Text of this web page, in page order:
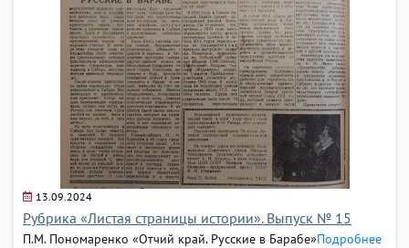
13.09.2024
Рубрика «Листая страницы истории». Выпуск № 15
П.М. Пономаренко «Отчий край. Русские в Барабе»Подробнее